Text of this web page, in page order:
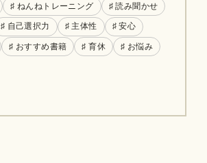
♯ ねんねトレーニング ♯ 読み聞かせ
♯ 自己選択力 ♯ 主体性 ♯ 安心
♯ おすすめ書籍 ♯ 育休 ♯ お悩み